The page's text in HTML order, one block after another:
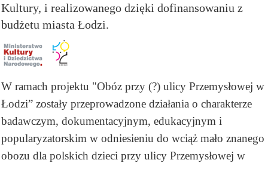
Kultury, i realizowanego dzięki dofinansowaniu z
budżetu miasta Łodzi.
W ramach projektu "Obóz przy (?) ulicy Przemysłowej w
Łodzi” zostały przeprowadzone działania o charakterze
badawczym, dokumentacyjnym, edukacyjnym i
popularyzatorskim w odniesieniu do wciąż mało znanego
obozu dla polskich dzieci przy ulicy Przemysłowej w